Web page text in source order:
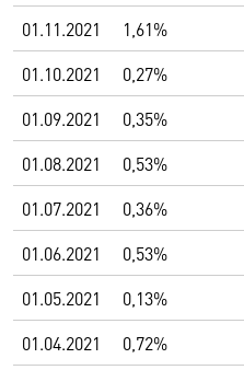
01.11.2021
1,61%
01.10.2021
0,27%
01.09.2021
0,35%
01.08.2021
0,53%
01.07.2021
0,36%
01.06.2021
0,53%
01.05.2021
0,13%
01.04.2021
0,72%